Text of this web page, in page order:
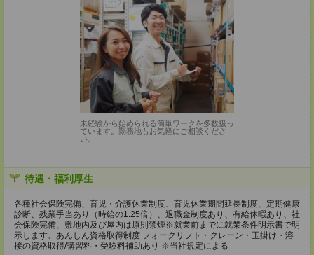
未経験から始められる簡単ワークを多数扱っ
ています。勤務地もお気軽にご相談くださ
い。
待遇・福利厚生
各種社会保険完備、育児・介護休業制度、育児休業期間延長制度、定期健康
診断、残業手当あり（時給の1.25倍）、退職金制度あり、有給休暇あり、社
会保険完備、敷地内及び屋内は原則禁煙※就業前までに就業条件明示書で明
示します、あんしん資格取得制度 フォークリフト・クレーン・玉掛け・溶
接の資格取得/講習料・受験料補助あり ※当社規定による